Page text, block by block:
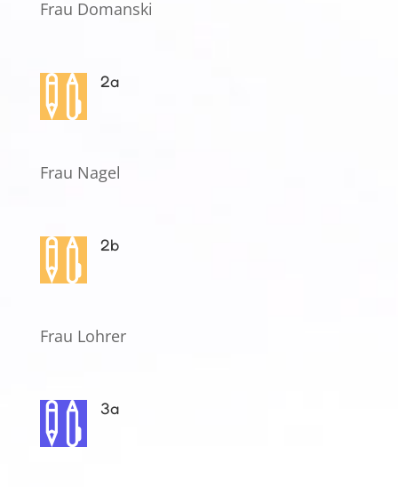
Frau Domanski
 2a
Frau Nagel
 2b
Frau Lohrer
 3a